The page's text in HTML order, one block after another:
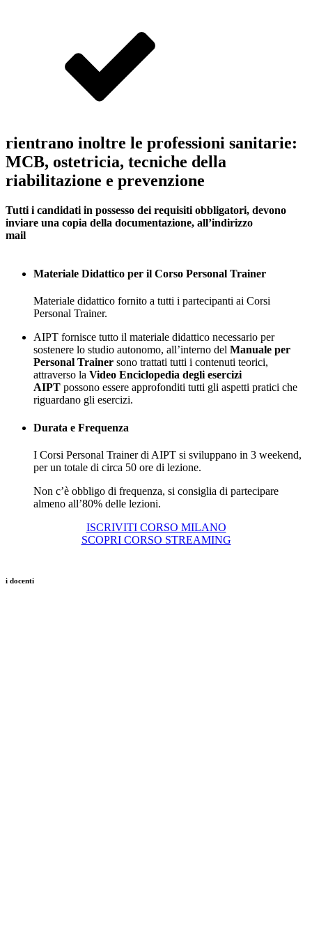
rientrano inoltre le professioni sanitarie:
MCB, ostetricia, tecniche della
riabilitazione e prevenzione
Tutti i candidati in possesso dei requisiti obbligatori, devono
inviare una copia della documentazione, all’indirizzo
mail
Materiale Didattico per il Corso Personal Trainer
Materiale didattico fornito a tutti i partecipanti ai Corsi
Personal Trainer.
AIPT fornisce tutto il materiale didattico necessario per
sostenere lo studio autonomo, all’interno del Manuale per
Personal Trainer sono trattati tutti i contenuti teorici,
attraverso la Video Enciclopedia degli esercizi
AIPT possono essere approfonditi tutti gli aspetti pratici che
riguardano gli esercizi.
Durata e Frequenza
I Corsi Personal Trainer di AIPT si sviluppano in 3 weekend,
per un totale di circa 50 ore di lezione.
Non c’è obbligo di frequenza, si consiglia di partecipare
almeno all’80% delle lezioni.
ISCRIVITI CORSO MILANO
SCOPRI CORSO STREAMING
i docenti